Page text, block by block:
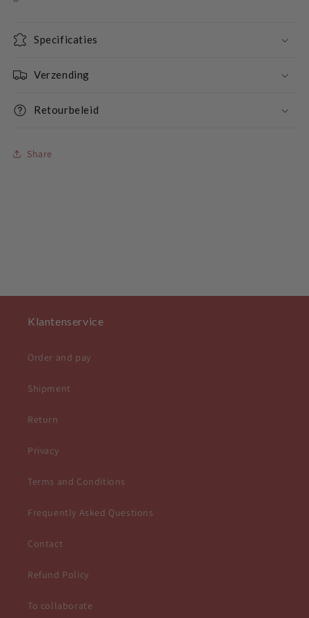
Specificaties
Verzending
Retourbeleid
Share
Klantenservice
Order and pay
Shipment
Return
Privacy
Terms and Conditions
Frequently Asked Questions
Contact
Refund Policy
To collaborate